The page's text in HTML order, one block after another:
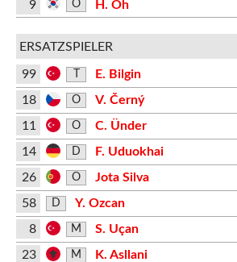
9 O H. Oh
ERSATZSPIELER
99
E. Bilgin
18
O V. Černý
11 O
C. Ünder
14
D
F. Uduokhai
26
O
Jota Silva
58
D
Y. Ozcan
8
M
S. Uçan
23
M K. Asllani